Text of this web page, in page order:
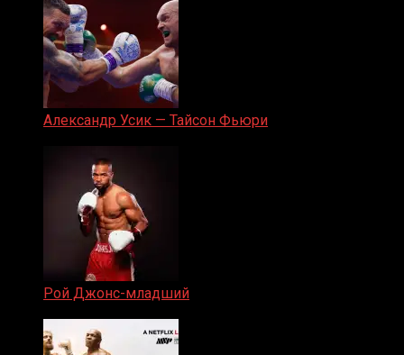
Александр Усик — Тайсон Фьюри
Рой Джонс-младший